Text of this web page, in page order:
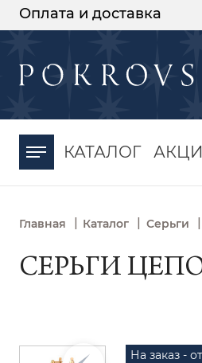
Оплата и доставка
КАТАЛОГ
Главная | Каталог | Серьги |
СЕРЬГИ
На заказ -
-30%
момента оплаты